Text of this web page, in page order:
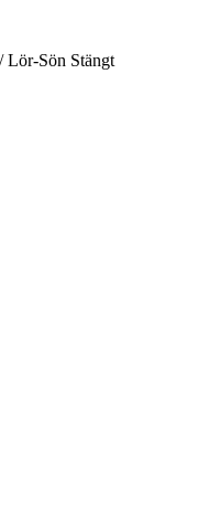
Lör-Sön Stängt